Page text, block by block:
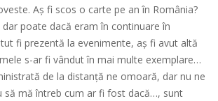
Aș fi scos o carte pe an în România?
dar poate dacă eram în continuare în
fi prezentă la evenimente, aș fi avut altă
s-ar fi vândut în mai multe exemplare…
de la distanță ne omoară, dar nu ne
să mă întreb cum ar fi fost dacă…, sunt